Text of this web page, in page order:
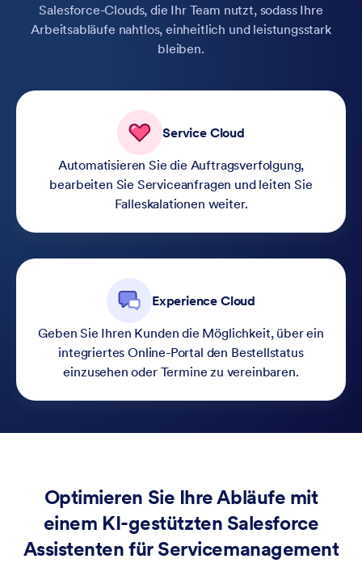
Salesforce-Clouds, die Ihr Team nutzt, sodass Ihre
Arbeitsabläufe nahtlos, einheitlich und leistungsstark
bleiben.
Service Cloud
Automatisieren Sie die Auftragsverfolgung,
bearbeiten Sie Serviceanfragen und leiten Sie
Falleskalationen weiter.
Experience Cloud
Geben Sie Ihren Kunden die Möglichkeit, über ein
integriertes Online-Portal den Bestellstatus
einzusehen oder Termine zu vereinbaren.
Optimieren Sie Ihre Abläufe mit
einem KI-gestützten Salesforce
Assistenten für Servicemanagement